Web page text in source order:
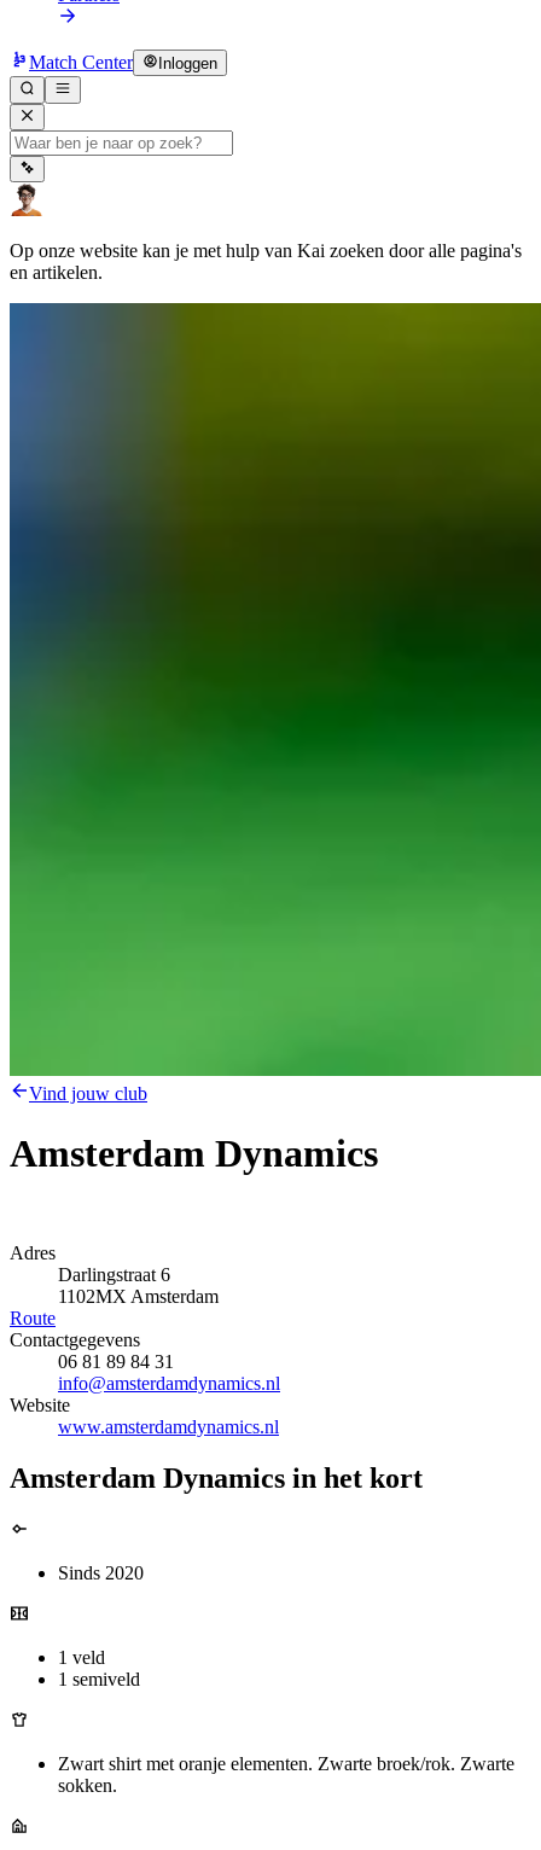
Match Center Inloggen
Op onze website kan je met hulp van Kai zoeken door alle pagina's
en artikelen.
Vind jouw club
Amsterdam Dynamics
Adres
Darlingstraat 6
1102MX Amsterdam
Route
Contactgegevens
06 81 89 84 31
info@amsterdamdynamics.nl
Website
www.amsterdamdynamics.nl
Amsterdam Dynamics in het kort
Sinds 2020
1 veld
1 semiveld
Zwart shirt met oranje elementen. Zwarte broek/rok. Zwarte
sokken.